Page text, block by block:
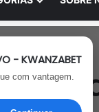
- KWANZABET
com vantagem.
–